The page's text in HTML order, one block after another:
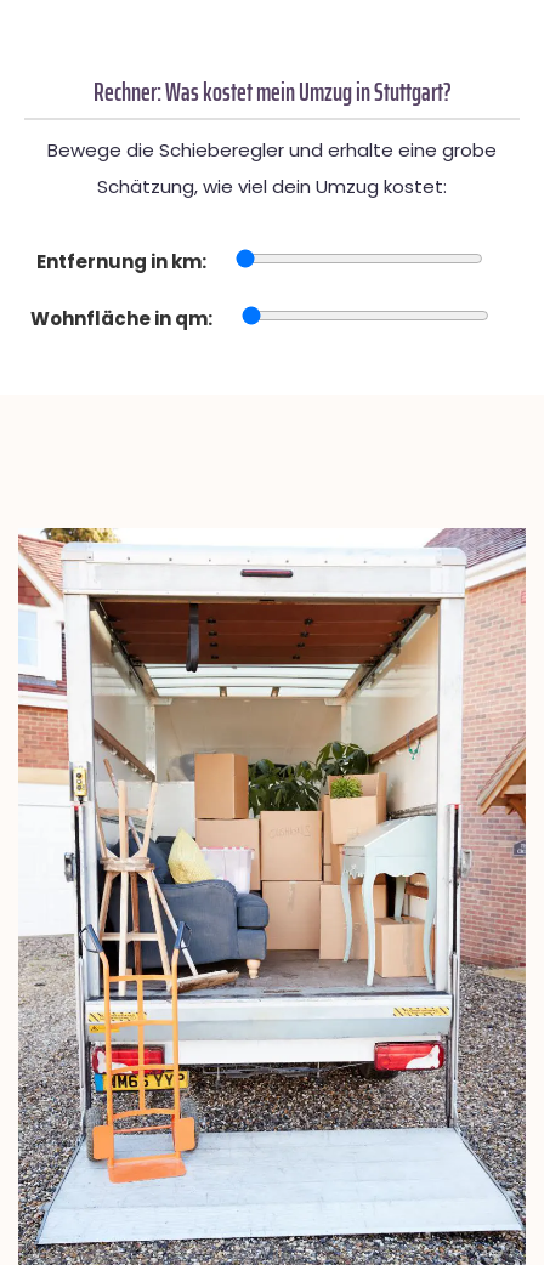
Rechner: Was kostet mein Umzug in Stuttgart?
Bewege die Schieberegler und erhalte eine grobe
Schätzung, wie viel dein Umzug kostet:
Entfernung in km:
Wohnfläche in qm: